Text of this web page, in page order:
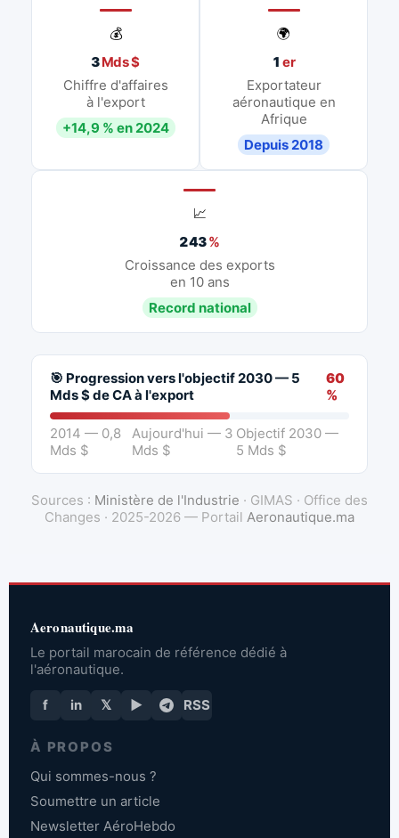
💰
3Mds $
Chiffre d'affaires
à l'export
+14,9 % en 2024
🌍
1 er
Exportateur
aéronautique en
Afrique
Depuis 2018
📈
243%
Croissance des exports
en 10 ans
Record national
🎯 Progression vers l'objectif 2030 — 5
Mds $ de CA à l'export
60
%
2014 — 0,8
Mds $
Aujourd'hui — 3
Mds $
Objectif 2030 —
5 Mds $
Sources : Ministère de l'Industrie · GIMAS · Office des
Changes · 2025-2026 — Portail Aeronautique.ma
Aeronautique.ma
Le portail marocain de référence dédié à
l'aéronautique.
f in 𝕏 ▶ RSS
À PROPOS
Qui sommes-nous ?
Soumettre un article
Newsletter AéroHebdo